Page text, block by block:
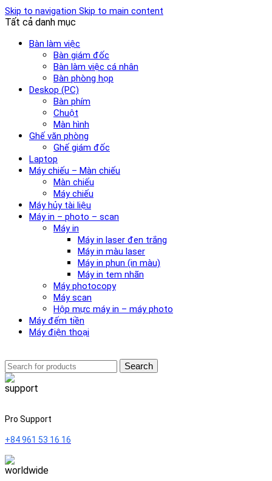
Skip to navigation Skip to main content
Tất cả danh mục
Bàn làm việc
Bàn giám đốc
Bàn làm việc cá nhân
Bàn phòng họp
Deskop (PC)
Bàn phím
Chuột
Màn hình
Ghế văn phòng
Ghế giám đốc
Laptop
Máy chiếu – Màn chiếu
Màn chiếu
Máy chiếu
Máy hủy tài liệu
Máy in – photo – scan
Máy in
Máy in laser đen trắng
Máy in màu laser
Máy in phun (in màu)
Máy in tem nhãn
Máy photocopy
Máy scan
Hộp mực máy in – máy photo
Máy đếm tiền
Máy điện thoại
Search
Pro Support
+84 961 53 16 16